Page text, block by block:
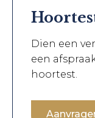
Dien een
een
hoortest.